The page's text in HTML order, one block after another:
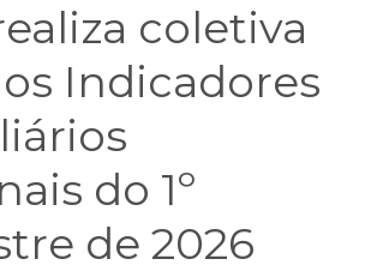
coletiva
Indicadores
do 1º
de 2026